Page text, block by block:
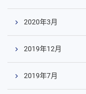
2020年3月
2019年12月
2019年7月